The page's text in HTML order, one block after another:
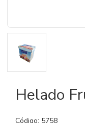
Helado
Código: 5758